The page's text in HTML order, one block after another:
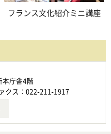
フランス文化紹介ミニ講座
本庁舎4階
クス：022-211-1917